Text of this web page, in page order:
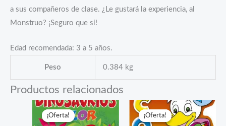
a sus compañeros de clase. ¿Le gustará la experiencia, al
Monstruo? ¡Seguro que sí!
Edad recomendada: 3 a 5 años.
Peso 0.384 kg
Productos relacionados
¡Oferta!
¡Oferta! ¡Oferta!
¡Oferta!